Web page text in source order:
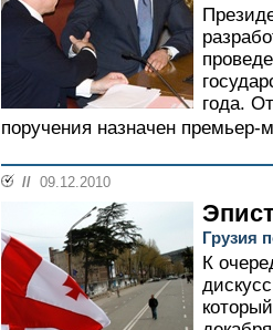
года.
поручения назначен
// 09.12.2010
Грузия
К